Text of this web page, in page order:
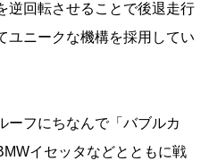
逆回転させることで後退走行
ユニークな機構を採用してい
ーフにちなんで「バブルカ
イセッタなどとともに戦